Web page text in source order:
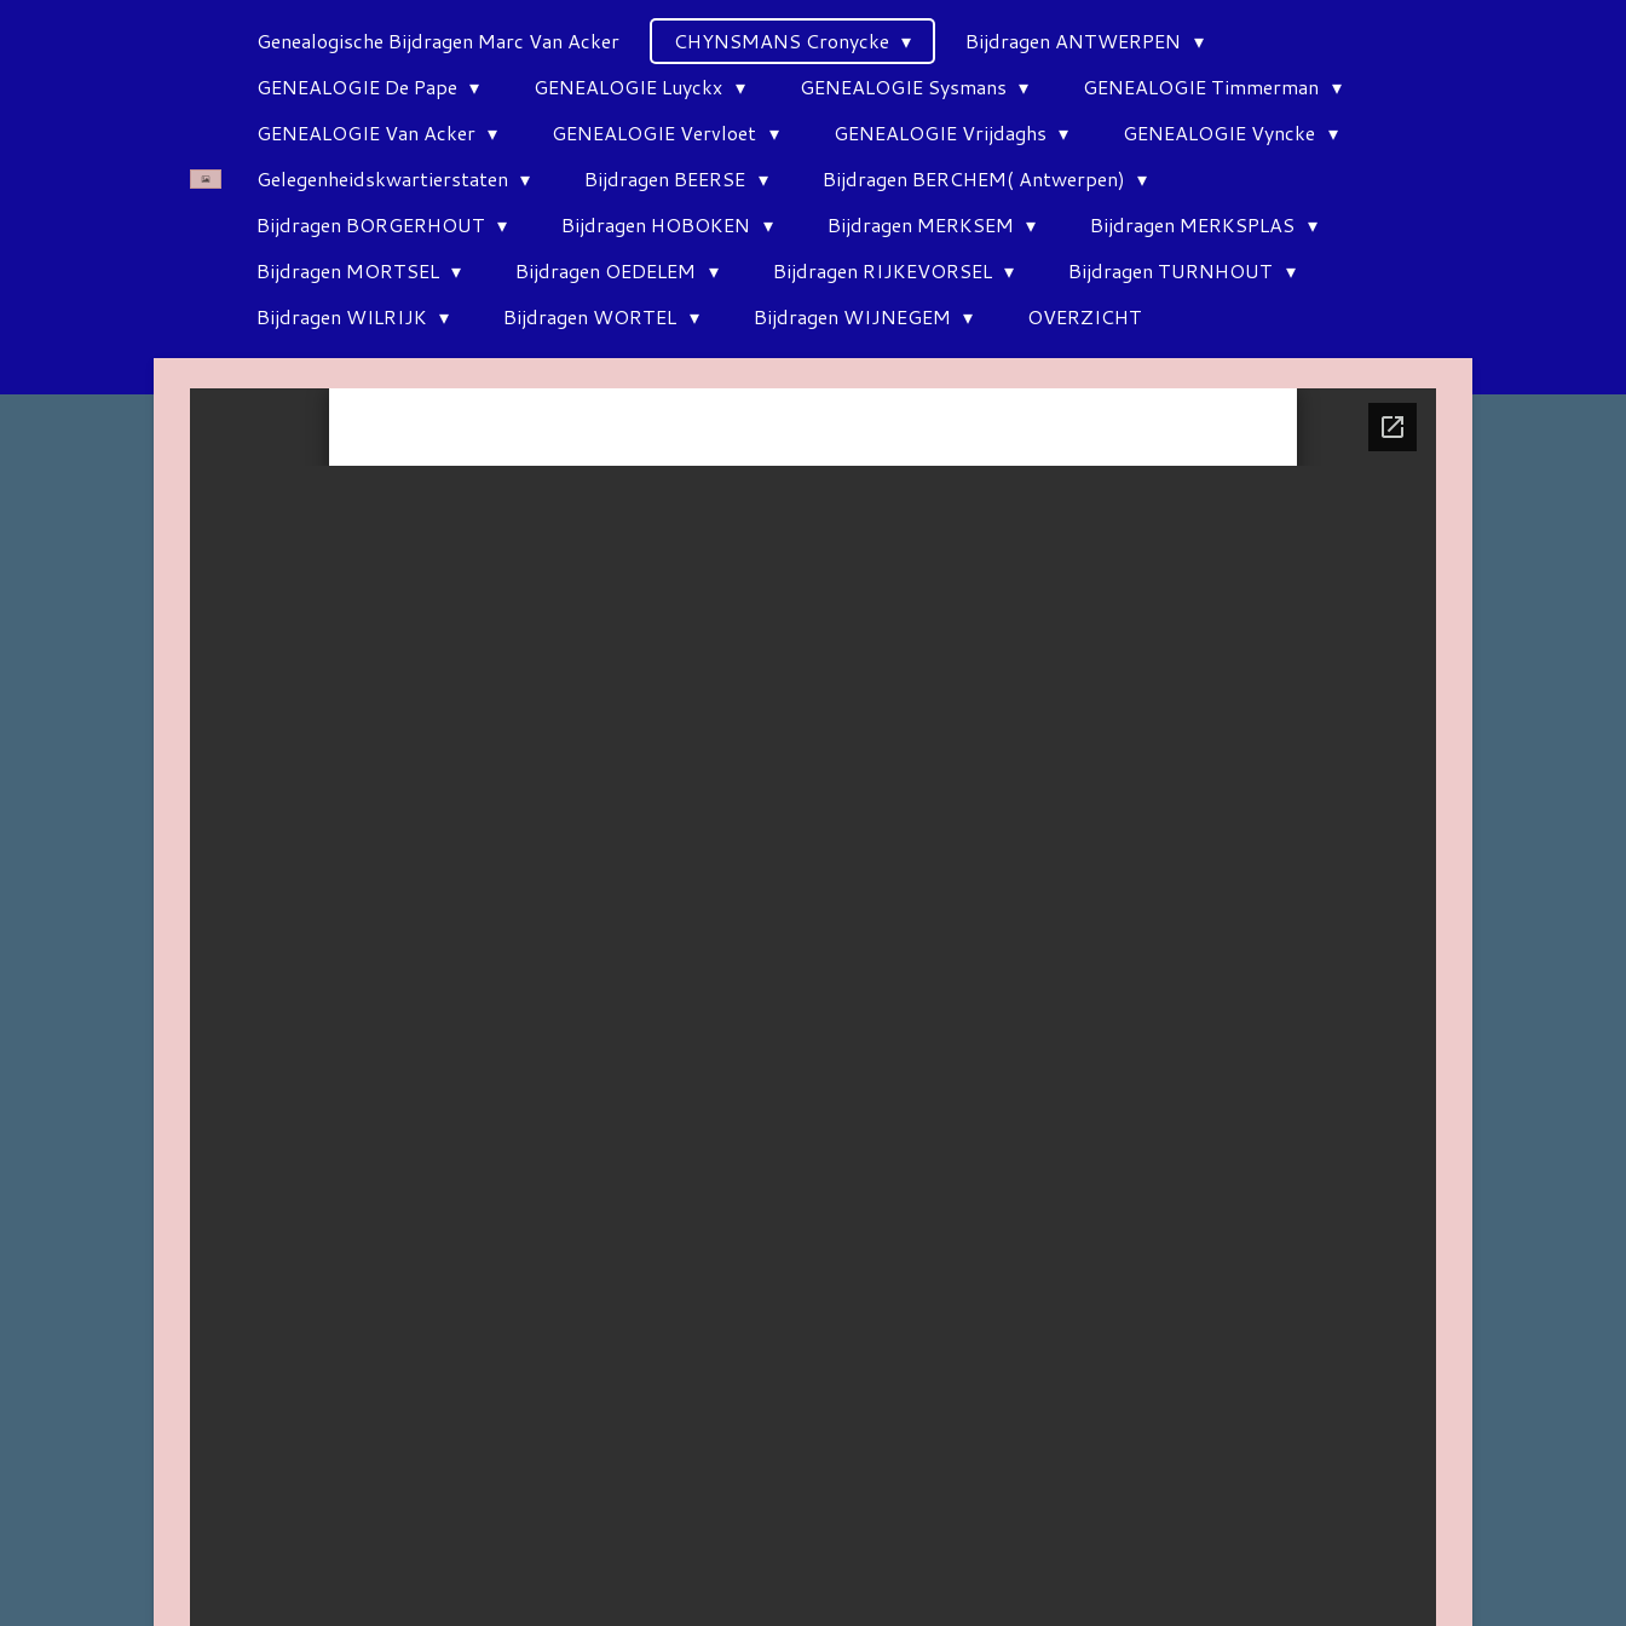
Genealogische Bijdragen Marc Van Acker CHYNSMANS Cronycke
Bijdragen ANTWERPEN
GENEALOGIE De Pape
GENEALOGIE Luyckx GENEALOGIE Sysmans
GENEALOGIE Timmerman
GENEALOGIE Van Acker
GENEALOGIE Vervloet GENEALOGIE Vrijdaghs
GENEALOGIE Vyncke
Gelegenheidskwartierstaten
Bijdragen BEERSE
Bijdragen BERCHEM( Antwerpen)
Bijdragen BORGERHOUT
Bijdragen HOBOKEN Bijdragen MERKSEM
Bijdragen MERKSPLAS
Bijdragen MORTSEL
Bijdragen OEDELEM Bijdragen RIJKEVORSEL
Bijdragen TURNHOUT
Bijdragen WILRIJK
Bijdragen WORTEL Bijdragen WIJNEGEM OVERZICHT